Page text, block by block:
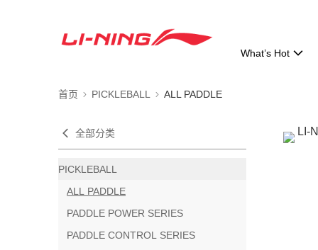
What’s Hot
首页 PICKLEBALL ALL PADDLE
全部分类
PICKLEBALL
ALL PADDLE
PADDLE POWER SERIES
PADDLE CONTROL SERIES